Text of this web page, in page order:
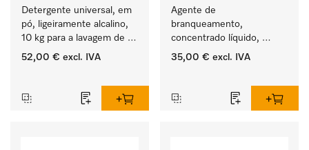
Detergente universal, em
pó, ligeiramente alcalino,
10 kg para a lavagem de
têxteis brancos e de
52,00 € excl. IVA
Agente de
branqueamento,
concentrado líquido,
ácido, 5 l para a remoção
35,00 € excl. IVA